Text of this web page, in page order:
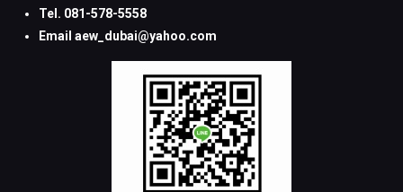
Tel. 081-578-5558
Email aew_dubai@yahoo.com